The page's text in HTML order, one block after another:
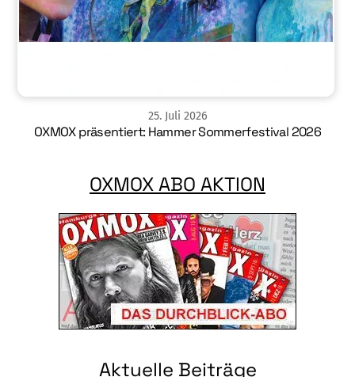
25. Juli 2026
OXMOX präsentiert: Hammer Sommerfestival 2026
OXMOX ABO AKTION
Aktuelle Beiträge